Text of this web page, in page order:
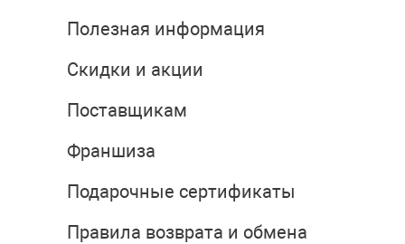
Полезная информация
Скидки и акции
Поставщикам
Франшиза
Подарочные сертификаты
Правила возврата и обмена